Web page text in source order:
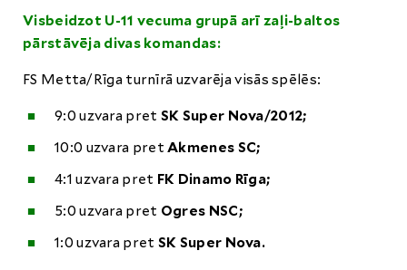
Visbeidzot U-11 vecuma grupā arī zaļi-baltos
pārstāvēja divas komandas:
FS Metta/Rīga turnīrā uzvarēja visās spēlēs:
9:0 uzvara pret SK Super Nova/2012;
10:0 uzvara pretAkmenes SC;
4:1 uzvara pret FK Dinamo Rīga;
5:0 uzvara pret Ogres NSC;
1:0 uzvara pret SK Super Nova.